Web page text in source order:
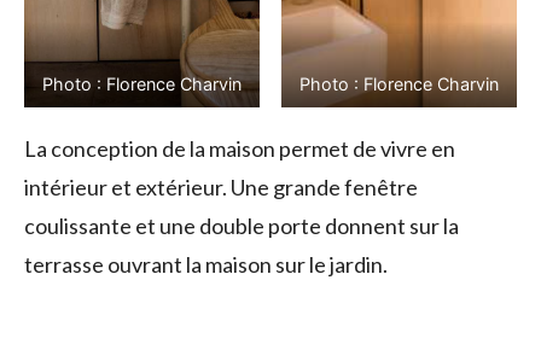
Photo : Florence Charvin Photo : Florence Charvin
La conception de la maison permet de vivre en
intérieur et extérieur. Une grande fenêtre
coulissante et une double porte donnent sur la
terrasse ouvrant la maison sur le jardin.